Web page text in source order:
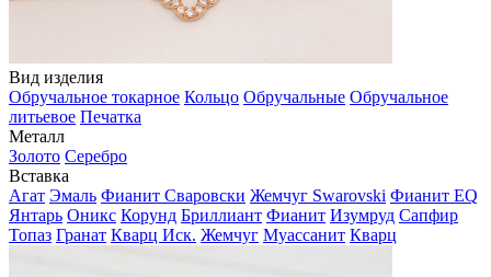
Вид изделия
Обручальное токарное Кольцо Обручальные Обручальное
литьевое Печатка
Металл
Золото Серебро
Вставка
Агат Эмаль Фианит Сваровски Жемчуг Swarovski Фианит EQ
Янтарь Оникс Корунд Бриллиант Фианит Изумруд Сапфир
Топаз Гранат Кварц Иск. Жемчуг Муассанит Кварц